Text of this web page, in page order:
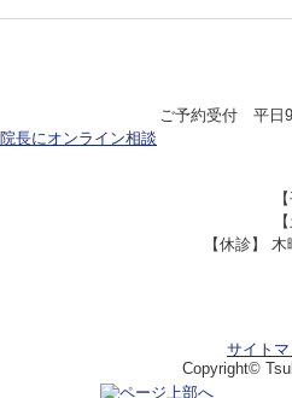
ご予約受付 平日
院長にオンライン相談
【休診】
サイト
Copyright©